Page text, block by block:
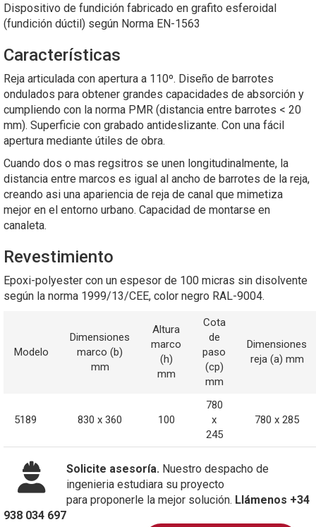
Dispositivo de fundición fabricado en grafito esferoidal
(fundición dúctil) según Norma EN-1563
Características
Reja articulada con apertura a 110º. Diseño de barrotes
ondulados para obtener grandes capacidades de absorción y
cumpliendo con la norma PMR (distancia entre barrotes < 20
mm). Superficie con grabado antideslizante. Con una fácil
apertura mediante útiles de obra.
Cuando dos o mas regsitros se unen longitudinalmente, la
distancia entre marcos es igual al ancho de barrotes de la reja,
creando asi una apariencia de reja de canal que mimetiza
mejor en el entorno urbano. Capacidad de montarse en
canaleta.
Revestimiento
Epoxi-polyester con un espesor de 100 micras sin disolvente
según la norma 1999/13/CEE, color negro RAL-9004.
Modelo
Dimensiones
marco (b)
mm
Altura
marco
(h)
mm
Cota
de
paso
(cp)
mm
Dimensiones
reja (a) mm
5189 830 x 360 100
780
x
245
780 x 285
Solicite asesoría. Nuestro despacho de
ingenieria estudiara su proyecto
para proponerle la mejor solución. Llámenos +34
938 034 697